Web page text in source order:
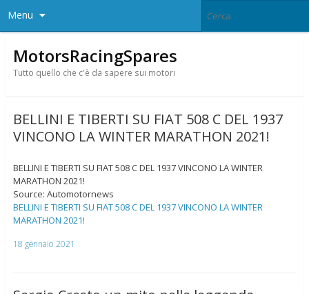
Menu
MotorsRacingSpares
Tutto quello che c'è da sapere sui motori
BELLINI E TIBERTI SU FIAT 508 C DEL 1937
VINCONO LA WINTER MARATHON 2021!
BELLINI E TIBERTI SU FIAT 508 C DEL 1937 VINCONO LA WINTER
MARATHON 2021!
Source: Automotornews
BELLINI E TIBERTI SU FIAT 508 C DEL 1937 VINCONO LA WINTER
MARATHON 2021!
18 gennaio 2021